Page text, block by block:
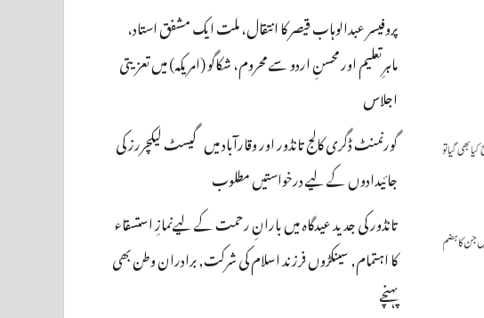
بھی گیا تو
جن کا ہضم
پروفیسر عبدالوہاب قیصر کا انتقال، ملت ایک مشفق استاد،
ماہرِتعلیم اور محسنِ اردو سے محروم، شکاگو (امریکہ) میں تعزیتی
اجلاس
گورنمنٹ ڈگری کالج تانڈور اور وقارآباد میں گیسٹ لیکچررز کی
جائیدادوں کے لیے درخواستیں مطلوب
تانڈور کی جدید عیدگاہ میں بارانِ رحمت کے لیےنمازِ استسقاء
کا اہتمام, سینکڑوں فرزند اسلام کی شرکت, برادران وطن بھی
پہنچے